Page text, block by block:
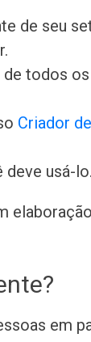
de seu
todos
Criador
deve usá-lo.
em